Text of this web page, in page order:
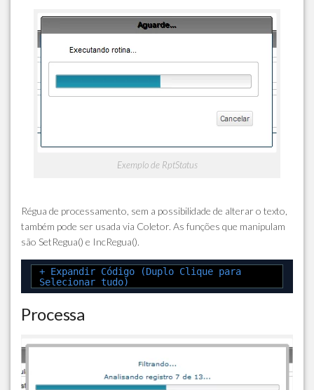
Exemplo de RptStatus
Régua de processamento, sem a possibilidade de alterar o texto,
também pode ser usada via Coletor. As funções que manipulam
são SetRegua() e IncRegua().
+ Expandir Código (Duplo Clique para
Selecionar tudo)
Processa